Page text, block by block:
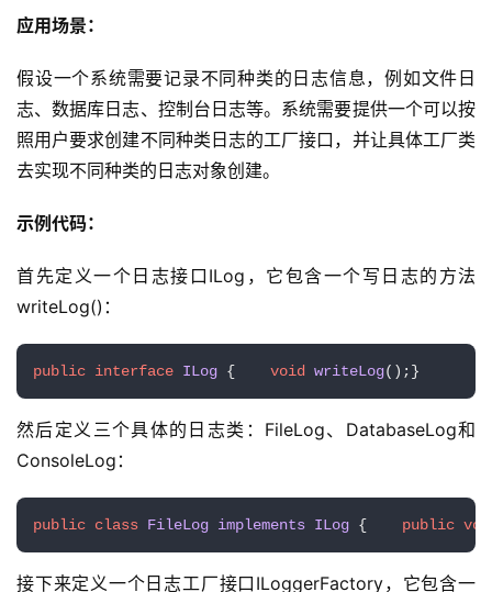
应用场景：
假设一个系统需要记录不同种类的日志信息，例如文件日
志、数据库日志、控制台日志等。系统需要提供一个可以按
照用户要求创建不同种类日志的工厂接口，并让具体工厂类
去实现不同种类的日志对象创建。
示例代码：
首先定义一个日志接口ILog，它包含一个写日志的方法
writeLog()：
public interface ILog { void writeLog() ;}
然后定义三个具体的日志类：FileLog、DatabaseLog和
ConsoleLog：
public class FileLog implements ILog { public
接下来定义一个日志工厂接口ILoggerFactory，它包含一